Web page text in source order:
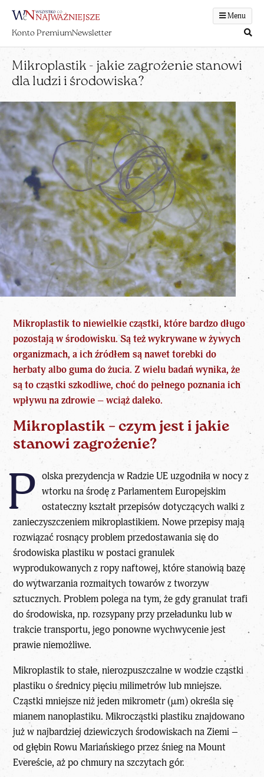
Menu
Konto PremiumNewsletter
Mikroplastik - jakie zagrożenie stanowi
dla ludzi i środowiska?
Mikroplastik to niewielkie cząstki, które bardzo długo
pozostają w środowisku. Są też wykrywane w żywych
organizmach, a ich źródłem są nawet torebki do
herbaty albo guma do żucia. Z wielu badań wynika, że
są to cząstki szkodliwe, choć do pełnego poznania ich
wpływu na zdrowie – wciąż daleko.
Mikroplastik – czym jest i jakie
stanowi zagrożenie?
P olska prezydencja w Radzie UE uzgodniła w nocy z
wtorku na środę z Parlamentem Europejskim
ostateczny kształt przepisów dotyczących walki z
zanieczyszczeniem mikroplastikiem. Nowe przepisy mają
rozwiązać rosnący problem przedostawania się do
środowiska plastiku w postaci granulek
wyprodukowanych z ropy naftowej, które stanowią bazę
do wytwarzania rozmaitych towarów z tworzyw
sztucznych. Problem polega na tym, że gdy granulat trafi
do środowiska, np. rozsypany przy przeładunku lub w
trakcie transportu, jego ponowne wychwycenie jest
prawie niemożliwe.
Mikroplastik to stałe, nierozpuszczalne w wodzie cząstki
plastiku o średnicy pięciu milimetrów lub mniejsze.
Cząstki mniejsze niż jeden mikrometr (µm) określa się
mianem nanoplastiku. Mikrocząstki plastiku znajdowano
już w najbardziej dziewiczych środowiskach na Ziemi –
od głębin Rowu Mariańskiego przez śnieg na Mount
Evereście, aż po chmury na szczytach gór.